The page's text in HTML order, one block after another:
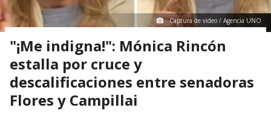
Captura de video / Agencia UNO
"¡Me indigna!": Mónica Rincón
estalla por cruce y
descalificaciones entre senadoras
Flores y Campillai